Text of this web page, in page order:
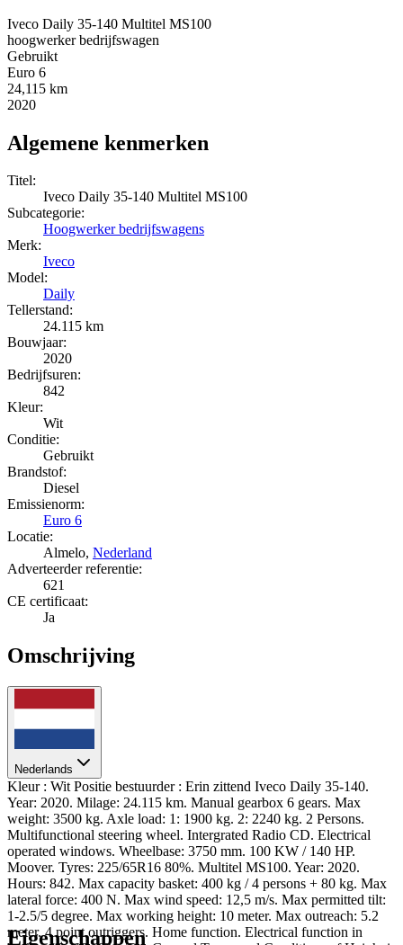
Iveco Daily 35-140 Multitel MS100
hoogwerker bedrijfswagen
Gebruikt
Euro 6
24,115 km
2020
Algemene kenmerken
Titel:
Iveco Daily 35-140 Multitel MS100
Subcategorie:
Hoogwerker bedrijfswagens
Merk:
Iveco
Model:
Daily
Tellerstand:
24.115 km
Bouwjaar:
2020
Bedrijfsuren:
842
Kleur:
Wit
Conditie:
Gebruikt
Brandstof:
Diesel
Emissienorm:
Euro 6
Locatie:
Almelo, Nederland
Adverteerder referentie:
621
CE certificaat:
Ja
Omschrijving
Nederlands
Kleur : Wit Positie bestuurder : Erin zittend Iveco Daily 35-140.
Year: 2020. Milage: 24.115 km. Manual gearbox 6 gears. Max
weight: 3500 kg. Axle load: 1: 1900 kg. 2: 2240 kg. 2 Persons.
Multifunctional steering wheel. Intergrated Radio CD. Electrical
operated windows. Wheelbase: 3750 mm. 100 KW / 140 HP.
Moover. Tyres: 225/65R16 80%. Multitel MS100. Year: 2020.
Hours: 842. Max capacity basket: 400 kg / 4 persons + 80 kg. Max
lateral force: 400 N. Max wind speed: 12,5 m/s. Max permitted tilt:
1-2.5/5 degree. Max working height: 10 meter. Max outreach: 5.2
meter. 4 point outriggers. Home function. Electrical function in
Eigenschappen